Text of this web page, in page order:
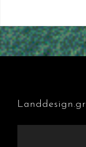
Landdesign.gr